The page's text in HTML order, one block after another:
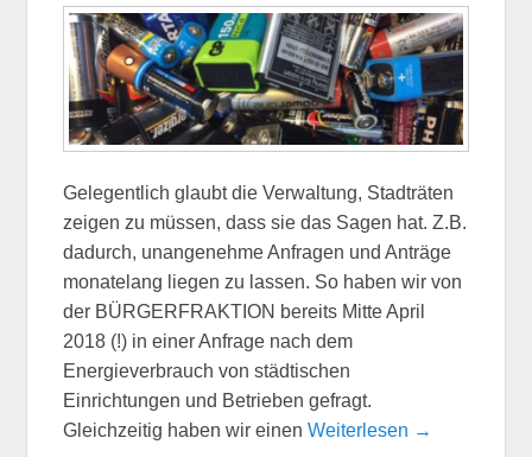
Gelegentlich glaubt die Verwaltung, Stadträten
zeigen zu müssen, dass sie das Sagen hat. Z.B.
dadurch, unangenehme Anfragen und Anträge
monatelang liegen zu lassen. So haben wir von
der BÜRGERFRAKTION bereits Mitte April
2018 (!) in einer Anfrage nach dem
Energieverbrauch von städtischen
Einrichtungen und Betrieben gefragt.
Gleichzeitig haben wir einenWeiterlesen →